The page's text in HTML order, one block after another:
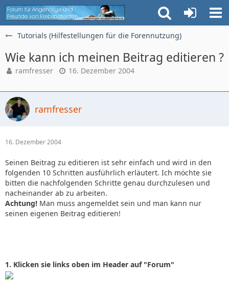
Tutorials (Hilfestellungen für die Forennutzung)
Wie kann ich meinen Beitrag editieren ?
ramfresser 16. Dezember 2004
ramfresser
16. Dezember 2004
Seinen Beitrag zu editieren ist sehr einfach und wird in den
folgenden 10 Schritten ausführlich erläutert. Ich möchte sie
bitten die nachfolgenden Schritte genau durchzulesen und
nacheinander ab zu arbeiten.
Achtung! Man muss angemeldet sein und man kann nur
seinen eigenen Beitrag editieren!
1. Klicken sie links oben im Header auf "Forum"